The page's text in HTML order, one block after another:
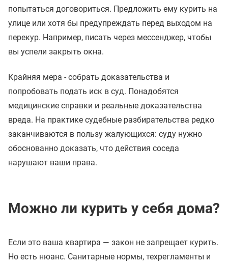
попытаться договориться. Предложить ему курить на
улице или хотя бы предупреждать перед выходом на
перекур. Например, писать через мессенджер, чтобы
вы успели закрыть окна.
Крайняя мера - собрать доказательства и
попробовать подать иск в суд. Понадобятся
медицинские справки и реальные доказательства
вреда. На практике судебные разбирательства редко
заканчиваются в пользу жалующихся: суду нужно
обоснованно доказать, что действия соседа
нарушают ваши права.
Можно ли курить у себя дома?
Если это ваша квартира — закон не запрещает курить.
Но есть нюанс. Санитарные нормы, техрегламенты и